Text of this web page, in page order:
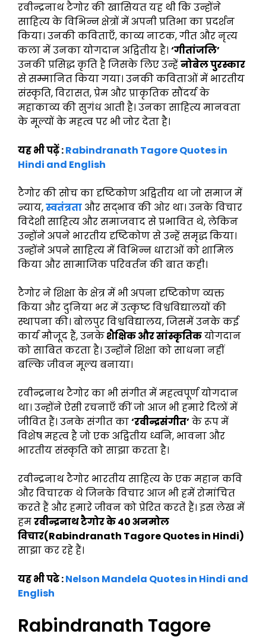
रवीन्द्रनाथ टैगोर की खासियत यह थी कि उन्होंने
साहित्य के विभिन्न क्षेत्रों में अपनी प्रतिभा का प्रदर्शन
किया। उनकी कविताएँ, काव्य नाटक, गीत और नृत्य
कला में उनका योगदान अद्वितीय है। ‘गीतांजलि’
उनकी प्रसिद्ध कृति है जिसके लिए उन्हेंनोबेल पुरस्कार
से सम्मानित किया गया। उनकी कविताओं में भारतीय
संस्कृति, विरासत, प्रेम और प्राकृतिक सौंदर्य के
महाकाव्य की सुगंध आती है। उनका साहित्य मानवता
के मूल्यों के महत्व पर भी जोर देता है।
यह भी पढ़ें :Rabindranath Tagore Quotes in
Hindi and English
टैगोर की सोच का दृष्टिकोण अद्वितीय था जो समाज में
न्याय,स्वतंत्रता और सद्भाव की ओर था। उनके विचार
विदेशी साहित्य और समाजवाद से प्रभावित थे, लेकिन
उन्होंने अपने भारतीय दृष्टिकोण से उन्हें समृद्ध किया।
उन्होंने अपने साहित्य में विभिन्न धाराओं को शामिल
किया और सामाजिक परिवर्तन की बात कही।
टैगोर ने शिक्षा के क्षेत्र में भी अपना दृष्टिकोण व्यक्त
किया और दुनिया भर में उत्कृष्ट विश्वविद्यालयों की
स्थापना की। बोलपुर विश्वविद्यालय, जिसमें उनके कई
कार्य मौजूद हैं, उनकेशैक्षिक और सांस्कृतिकयोगदान
को साबित करता है। उन्होंने शिक्षा को साधना नहीं
बल्कि जीवन मूल्य बनाया।
रवीन्द्रनाथ टैगोर का भी संगीत में महत्वपूर्ण योगदान
था। उन्होंने ऐसी रचनाएँ कीं जो आज भी हमारे दिलों में
जीवित हैं। उनके संगीत का‘रवीन्द्रसंगीत’के रूप में
विशेष महत्व है जो एक अद्वितीय ध्वनि, भावना और
भारतीय संस्कृति को साझा करता है।
रवीन्द्रनाथ टैगोर भारतीय साहित्य के एक महान कवि
और विचारक थे जिनके विचार आज भी हमें रोमांचित
करते हैं और हमारे जीवन को प्रेरित करते हैं। इस लेख में
हमरवीन्द्रनाथ टैगोर के 40 अनमोल
विचार(Rabindranath Tagore Quotes in Hindi)
साझा कर रहे हैं।
यह भी पढे :Nelson Mandela Quotes in Hindi and
English
Rabindranath Tagore